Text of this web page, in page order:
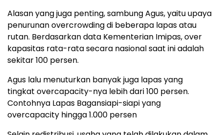
Alasan yang juga penting, sambung Agus, yaitu upaya
penurunan overcrowding di beberapa lapas atau
rutan. Berdasarkan data Kementerian Imipas, over
kapasitas rata-rata secara nasional saat ini adalah
sekitar 100 persen.
Agus lalu menuturkan banyak juga lapas yang
tingkat overcapacity-nya lebih dari 100 persen.
Contohnya Lapas Bagansiapi-siapi yang
overcapacity hingga 1.000 persen